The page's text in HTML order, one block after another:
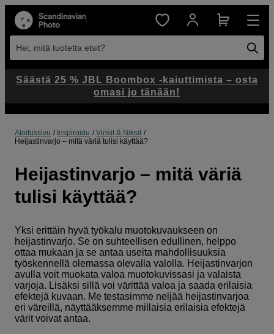
Hei, mitä tuotetta etsit?
Aloitussivu Inspiroidu
Vinkit & Niksit
Heijastinvarjo – mitä väriä tulisi käyttää?
Heijastinvarjo – mitä väriä
tulisi käyttää?
Yksi erittäin hyvä työkalu muotokuvaukseen on
heijastinvarjo. Se on suhteellisen edullinen, helppo
ottaa mukaan ja se antaa useita mahdollisuuksia
työskennellä olemassa olevalla valolla. Heijastinvarjon
avulla voit muokata valoa muotokuvissasi ja valaista
varjoja. Lisäksi sillä voi värittää valoa ja saada erilaisia
efektejä kuvaan. Me testasimme neljää heijastinvarjoa
eri väreillä, näyttääksemme millaisia erilaisia efektejä
värit voivat antaa.
Säästä 25 % JBL Boombox -kaiuttimista – osta
omasi jo tänään!